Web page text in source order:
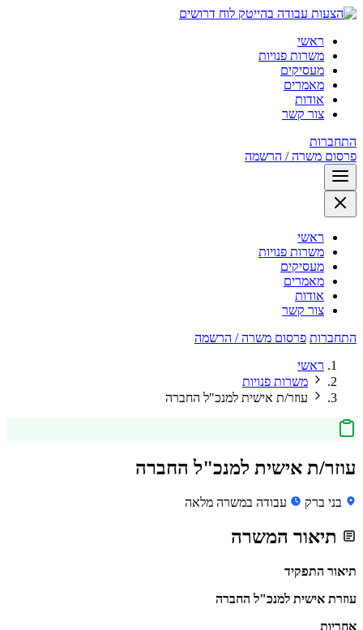
לוח דרושים
ראשי
משרות פנויות
מעסיקים
מאמרים
אודות
צור קשר
התחברות
פרסום משרה / הרשמה
ראשי
משרות פנויות
מעסיקים
מאמרים
אודות
צור קשר
התחברות פרסום משרה / הרשמה
ראשי
משרות פנויות
עוזר/ת אישית למנכ"ל החברה
עוזר/ת אישית למנכ"ל החברה
בני ברק עבודה במשרה מלאה
תיאור המשרה
תיאור התפקיד
עוזרת אישית למנכ"ל החברה
אחריות